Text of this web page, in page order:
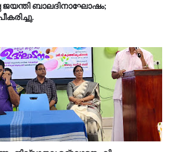
ജയന്തി ബാലദിനാഘോഷം;